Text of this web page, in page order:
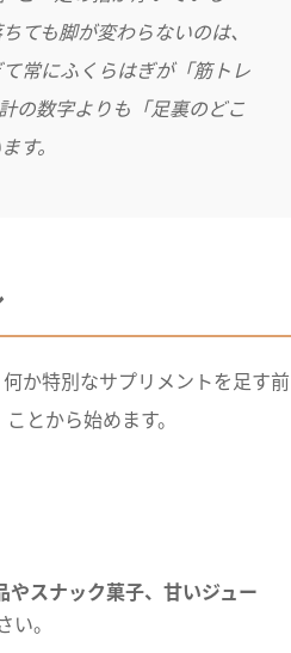
ても脚が変わらないのは、
常にふくらはぎが「筋トレ
の数字よりも「足裏のどこ
す。
か特別なサプリメントを足す前
とから始めます。
やスナック菓子、甘いジュー
。